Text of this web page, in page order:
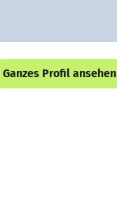
Ganzes Profil ansehen